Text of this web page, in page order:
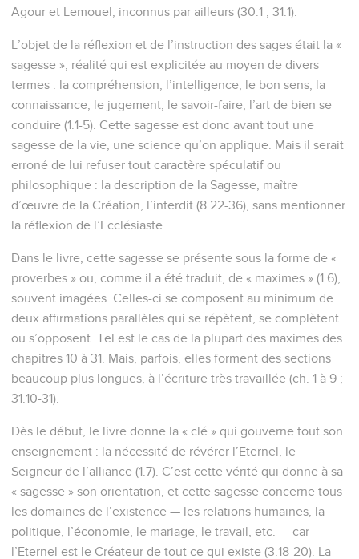
Agour et Lemouel, inconnus par ailleurs (30.1 ; 31.1).
L’objet de la réflexion et de l’instruction des sages était la «
sagesse », réalité qui est explicitée au moyen de divers
termes : la compréhension, l’intelligence, le bon sens, la
connaissance, le jugement, le savoir-faire, l’art de bien se
conduire (1.1-5). Cette sagesse est donc avant tout une
sagesse de la vie, une science qu’on applique. Mais il serait
erroné de lui refuser tout caractère spéculatif ou
philosophique : la description de la Sagesse, maître
d’œuvre de la Création, l’interdit (8.22-36), sans mentionner
la réflexion de l’Ecclésiaste.
Dans le livre, cette sagesse se présente sous la forme de «
proverbes » ou, comme il a été traduit, de « maximes » (1.6),
souvent imagées. Celles-ci se composent au minimum de
deux affirmations parallèles qui se répètent, se complètent
ou s’opposent. Tel est le cas de la plupart des maximes des
chapitres 10 à 31. Mais, parfois, elles forment des sections
beaucoup plus longues, à l’écriture très travaillée (ch. 1 à 9 ;
31.10-31).
Dès le début, le livre donne la « clé » qui gouverne tout son
enseignement : la nécessité de révérer l’Eternel, le
Seigneur de l’alliance (1.7). C’est cette vérité qui donne à sa
« sagesse » son orientation, et cette sagesse concerne tous
les domaines de l’existence — les relations humaines, la
politique, l’économie, le mariage, le travail, etc. — car
l’Eternel est le Créateur de tout ce qui existe (3.18-20). La